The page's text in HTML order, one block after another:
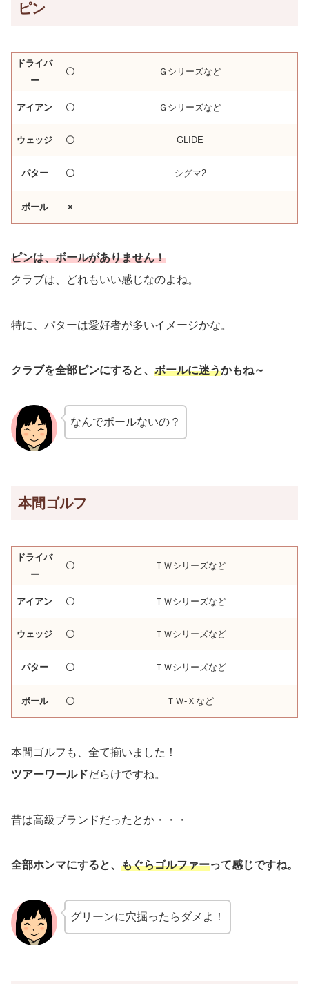
ピン
ドライバ
ー
〇 Ｇシリーズなど
アイアン 〇 Ｇシリーズなど
ウェッジ 〇 GLIDE
パター 〇 シグマ2
ボール ×
ピンは、ボールがありません！
クラブは、どれもいい感じなのよね。
特に、パターは愛好者が多いイメージかな。
クラブを全部ピンにすると、 ボールに迷うかもね～
なんでボールないの？
本間ゴルフ
ドライバ
ー
〇 ＴＷシリーズなど
アイアン 〇 ＴＷシリーズなど
ウェッジ 〇 ＴＷシリーズなど
パター 〇 ＴＷシリーズなど
ボール 〇 ＴＷ-Ｘなど
本間ゴルフも、全て揃いました！
ツアーワールドだらけですね。
昔は高級ブランドだったとか・・・
全部ホンマにすると、 もぐらゴルファーって感じですね。
グリーンに穴掘ったらダメよ！